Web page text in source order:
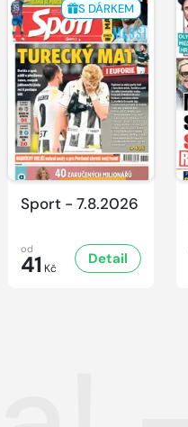
S DÁRKEM
Sport - 7.8.2026
od
41 Kč
Detail